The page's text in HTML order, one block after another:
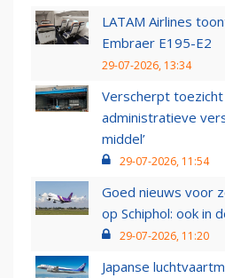
LATAM Airlines
Embraer E195-E2
29-07-2026, 13:34
Verscherpt
administratieve
middel’
29-07-2026, 11:54
Goed nieuws voor
op Schiphol: ook in
29-07-2026, 11:20
Japanse